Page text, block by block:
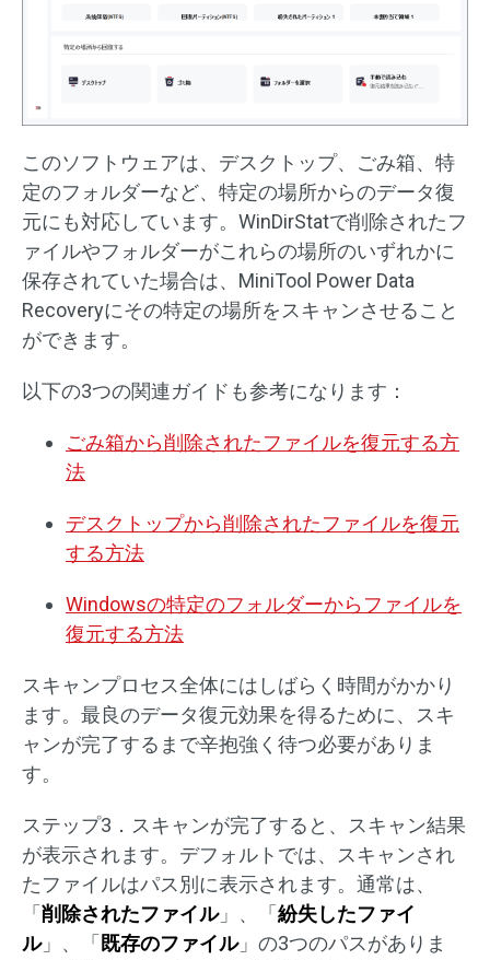
このソフトウェアは、デスクトップ、ごみ箱、特
定のフォルダーなど、特定の場所からのデータ復
元にも対応しています。WinDirStatで削除されたフ
ァイルやフォルダーがこれらの場所のいずれかに
保存されていた場合は、MiniTool Power Data
Recoveryにその特定の場所をスキャンさせること
ができます。
以下の3つの関連ガイドも参考になります：
ごみ箱から削除されたファイルを復元する方
法
デスクトップから削除されたファイルを復元
する方法
Windowsの特定のフォルダーからファイルを
復元する方法
スキャンプロセス全体にはしばらく時間がかかり
ます。最良のデータ復元効果を得るために、スキ
ャンが完了するまで辛抱強く待つ必要がありま
す。
ステップ3．スキャンが完了すると、スキャン結果
が表示されます。デフォルトでは、スキャンされ
たファイルはパス別に表示されます。通常は、
「 削除されたファイル」、「 紛失したファイ
ル」、「 既存のファイル」の3つのパスがありま